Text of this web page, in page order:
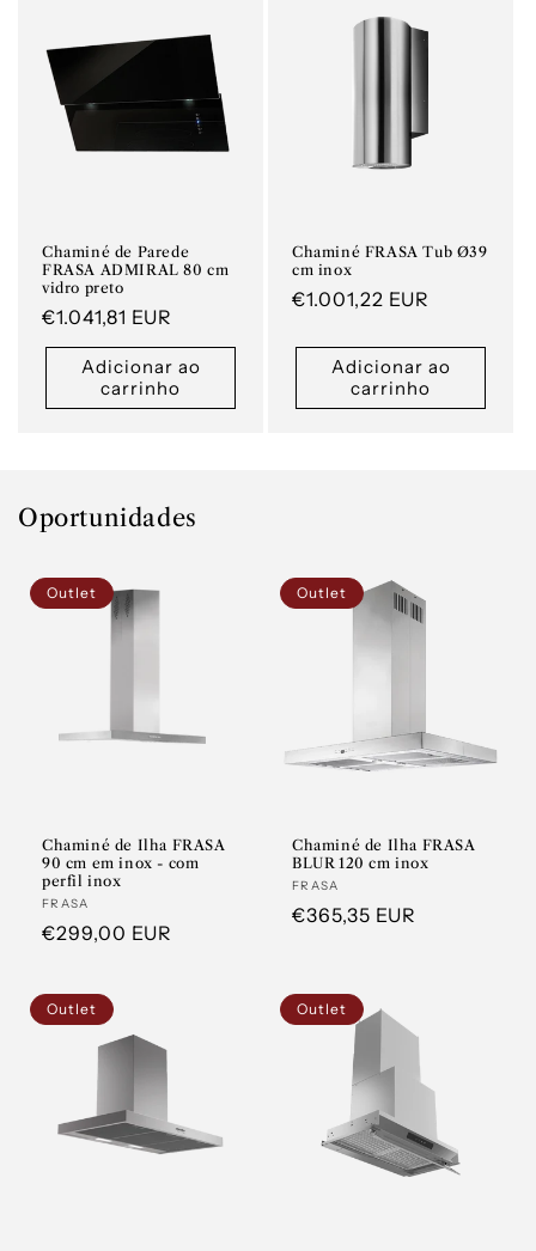
Chaminé de Parede
FRASA ADMIRAL 80 cm
vidro preto
Preço
normal
€1.041,81 EUR
Adicionar ao
carrinho
Chaminé FRASA Tub Ø39
cm inox
Preço
€1.001,22 EUR
Adicionar ao
carrinho
Oportunidades
Outlet
Chaminé de Ilha FRASA
90 cm em inox - com
perfil inox
Fornecedor:
FRASA
Preço
€299,00 EUR
Outlet
Chaminé de Ilha FRASA
BLUR 120 cm inox
Fornecedor:
FRASA
Preço
€365,35 EUR
Outlet Outlet